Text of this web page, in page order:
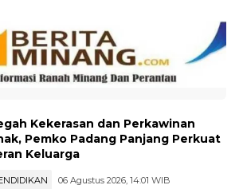
Kekerasan dan Perkawinan
Pemko Padang Panjang Perkuat
Keluarga
06 Agustus 2026, 14:01 WIB